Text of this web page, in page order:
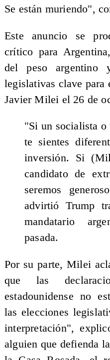
Se están muriendo",
Este anuncio se
crítico para
del peso argentino
legislativas clave para
Javier Milei el 26 de
"Si un socialista o
te sientes
inversión. Si
candidato de
seremos
advirtió Trump
mandatario
pasada.
Por su parte, Milei
que las
estadounidense no
las elecciones
interpretación",
alguien que defienda